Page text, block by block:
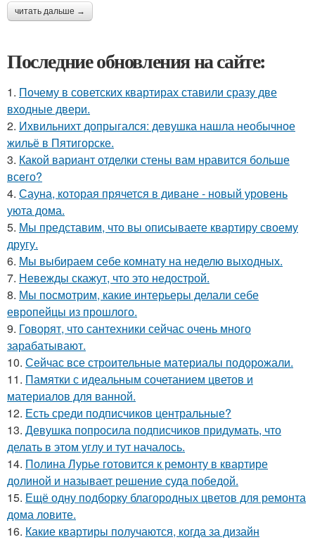
читать дальше →
Последние обновления на сайте:
1. Почему в советских квартирах ставили сразу две
входные двери.
2. Ихвильнихт допрыгался: девушка нашла необычное
жильё в Пятигорске.
3. Какой вариант отделки стены вам нравится больше
всего?
4. Сауна, которая прячется в диване - новый уровень
уюта дома.
5. Мы представим, что вы описываете квартиру своему
другу.
6. Мы выбираем себе комнату на неделю выходных.
7. Невежды скажут, что это недострой.
8. Мы посмотрим, какие интерьеры делали себе
европейцы из прошлого.
9. Говорят, что сантехники сейчас очень много
зарабатывают.
10. Сейчас все строительные материалы подорожали.
11. Памятки с идеальным сочетанием цветов и
материалов для ванной.
12. Есть среди подписчиков центральные?
13. Девушка попросила подписчиков придумать, что
делать в этом углу и тут началось.
14. Полина Лурье готовится к ремонту в квартире
долиной и называет решение суда победой.
15. Ещё одну подборку благородных цветов для ремонта
дома ловите.
16. Какие квартиры получаются, когда за дизайн